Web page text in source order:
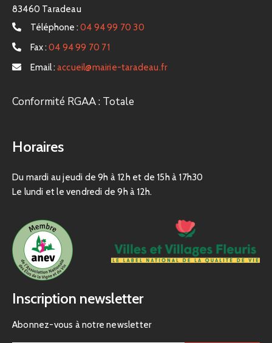
83460 Taradeau
Téléphone : 04 94 99 70 30
Fax : 04 94 99 70 71
Email : accueil@mairie-taradeau.fr
Conformité RGAA : Totale
Horaires
Du mardi au jeudi de 9h à 12h et de 15h à 17h30
Le lundi et le vendredi de 9h à 12h.
Inscription newsletter
Abonnez-vous à notre newsletter